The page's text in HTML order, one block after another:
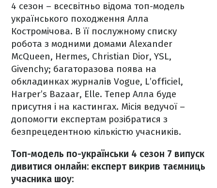
4 сезон – всесвітньо відома топ-модель
українського походження Алла
Костромічова. В її послужному списку
робота з модними домами Alexander
McQueen, Hermes, Christian Dior, YSL,
Givenchy; багаторазова поява на
обкладинках журналів Vogue, L’officiel,
Harper’s Bazaar, Elle. Тепер Алла буде
присутня і на кастингах. Місія ведучої –
допомогти експертам розібратися з
безпрецедентною кількістю учасників.
Топ-модель по-українськи 4 сезон 7 випуск
дивитися онлайн: експерт викрив таємниць
учасника шоу: